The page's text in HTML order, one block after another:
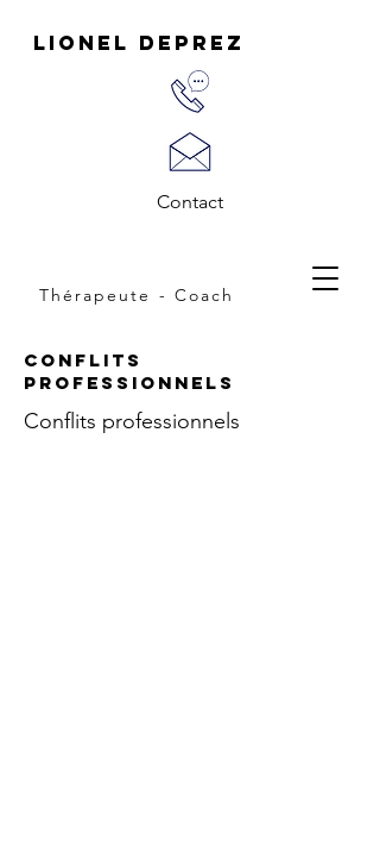
LIONEL DEPREZ
Thérapeute - Coach
Contact
Conflits
professionnels
Conflits professionnels